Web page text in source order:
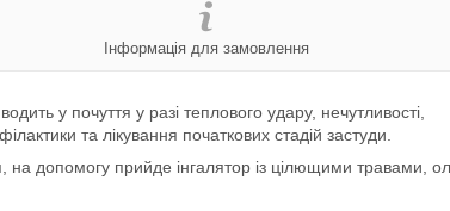
Інформація для замовлення
у почуття у разі теплового удару, нечутливості,
та лікування початкових стадій застуди.
на допомогу прийде інгалятор із цілющими травами,